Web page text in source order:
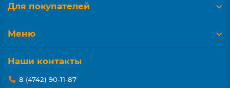
Для покупателей
Меню
Наши контакты
8 (4742) 90-11-87